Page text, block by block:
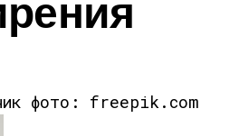
фото: freepik.com